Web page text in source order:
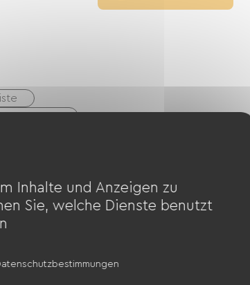
Inhalte und Anzeigen zu
Sie, welche Dienste benutzt